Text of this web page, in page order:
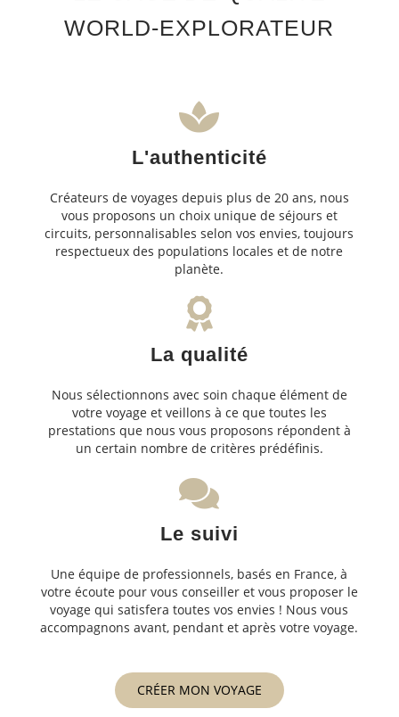
WORLD-EXPLORATEUR
L'authenticité
Créateurs de voyages depuis plus de 20 ans, nous
vous proposons un choix unique de séjours et
circuits, personnalisables selon vos envies, toujours
respectueux des populations locales et de notre
planète.
La qualité
Nous sélectionnons avec soin chaque élément de
votre voyage et veillons à ce que toutes les
prestations que nous vous proposons répondent à
un certain nombre de critères prédéfinis.
Le suivi
Une équipe de professionnels, basés en France, à
votre écoute pour vous conseiller et vous proposer le
voyage qui satisfera toutes vos envies ! Nous vous
accompagnons avant, pendant et après votre voyage.
CRÉER MON VOYAGE